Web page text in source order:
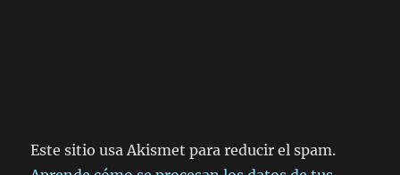
Este sitio usa Akismet para reducir el spam.